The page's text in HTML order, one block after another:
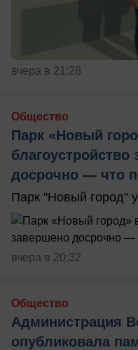
вчера в 21:28
Общество
Парк «Новый
благоустройство
досрочно — что
Парк "Новый город"
вчера в 20:32
Общество
Администрация
опубликовала